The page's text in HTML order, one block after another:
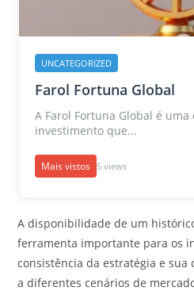
UNCATEGORIZED
Farol Fortuna Global
A Farol Fortuna Global é uma
investimento que...
Mais vistos 5 views
A disponibilidade de um
ferramenta importante para os
consistência da estratégia e sua
a diferentes cenários de